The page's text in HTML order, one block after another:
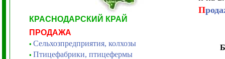
КРАСНОДАРСКИЙ КРАЙ
ПРОДАЖА
• Сельхозпредприятия, колхозы
• Птицефабрики, птицефермы
П